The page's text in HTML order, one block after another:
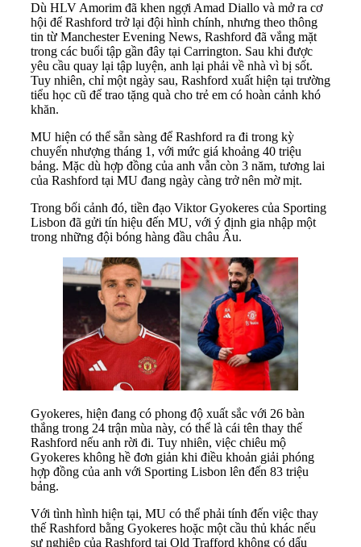
Dù HLV Amorim đã khen ngợi Amad Diallo và mở ra cơ
hội để Rashford trở lại đội hình chính, nhưng theo thông
tin từ Manchester Evening News, Rashford đã vắng mặt
trong các buổi tập gần đây tại Carrington. Sau khi được
yêu cầu quay lại tập luyện, anh lại phải về nhà vì bị sốt.
Tuy nhiên, chỉ một ngày sau, Rashford xuất hiện tại trường
tiểu học cũ để trao tặng quà cho trẻ em có hoàn cảnh khó
khăn.
MU hiện có thể sẵn sàng để Rashford ra đi trong kỳ
chuyển nhượng tháng 1, với mức giá khoảng 40 triệu
bảng. Mặc dù hợp đồng của anh vẫn còn 3 năm, tương lai
của Rashford tại MU đang ngày càng trở nên mờ mịt.
Trong bối cảnh đó, tiền đạo Viktor Gyokeres của Sporting
Lisbon đã gửi tín hiệu đến MU, với ý định gia nhập một
trong những đội bóng hàng đầu châu Âu.
Gyokeres, hiện đang có phong độ xuất sắc với 26 bàn
thắng trong 24 trận mùa này, có thể là cái tên thay thế
Rashford nếu anh rời đi. Tuy nhiên, việc chiêu mộ
Gyokeres không hề đơn giản khi điều khoản giải phóng
hợp đồng của anh với Sporting Lisbon lên đến 83 triệu
bảng.
Với tình hình hiện tại, MU có thể phải tính đến việc thay
thế Rashford bằng Gyokeres hoặc một cầu thủ khác nếu
sự nghiệp của Rashford tại Old Trafford không có dấu